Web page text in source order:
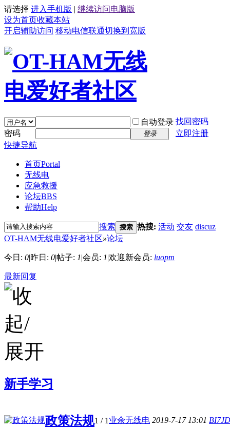
请选择 进入手机版 | 继续访问电脑版
设为首页收藏本站
开启辅助访问 移动电信联通切换到宽版
自动登录 找回密码
密码
登录
立即注册
快捷导航
首页Portal
无线电
应急救援
论坛BBS
帮助Help
搜索 搜索 热搜: 活动 交友 discuz
OT-HAM无线电爱好者社区»论坛
今日: 0|昨日: 0|帖子: 1|会员: 1|欢迎新会员: luopm
最新回复
新手学习
政策法规1 / 1 业余无线电 2019-7-17 13:01